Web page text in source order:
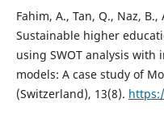
Fahim, A., Tan, Q., Naz,
Sustainable higher
using SWOT analysis
models: A case study of
(Switzerland), 13(8).